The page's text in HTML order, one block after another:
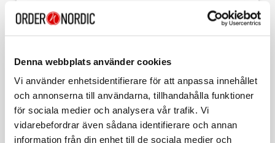
Denna webbplats använder cookies
Vi använder enhetsidentifierare för att anpassa innehållet
och annonserna till användarna, tillhandahålla funktioner
för sociala medier och analysera vår trafik. Vi
vidarebefordrar även sådana identifierare och annan
information från din enhet till de sociala medier och
som är infunderad med eteriska oljor. Titan är en utmärkt
värmeledare, som förblir konstant under varje steg i
stylingen. Keramiken som är berikad med eteriska oljor ger
på djupet samtidigt som den skyddar hårets naturliga fukt.
Diametern 19 mm är idealisk för att skapa snäva,
avsmalnande lockar; diametern 25 mm är den perfekta
mellanvägen för mjuka lockar, som när de kammas försiktigt
blir mer naturligt utseende vågor; för stora, fylliga lockar
måste du dock använda 33 mm locktången. Den 360°
vridbara sladden ger maximal rörelsefrihet, medan den
Kollektion
GA.MA
Plattång LED Dual Plates Gold CP14
Art nr:
A12963
Tillv. art. nr: